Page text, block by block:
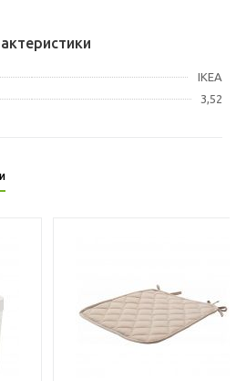
IKEA
3,52